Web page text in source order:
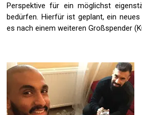
Perspektive für ein möglichst
bedürfen. Hierfür ist geplant, ein
es nach einem weiteren Großspender